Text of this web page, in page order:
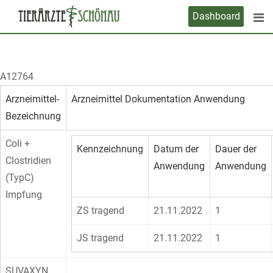
Dashboard
A12764
Arzneimittel-
Bezeichnung
Arzneimittel Dokumentation Anwendung
Coli +
Clostridien
(TypC)
Impfung
Kennzeichnung
Datum der
Anwendung
Dauer der
Anwendung
ZS tragend 21.11.2022 1
JS tragend 21.11.2022 1